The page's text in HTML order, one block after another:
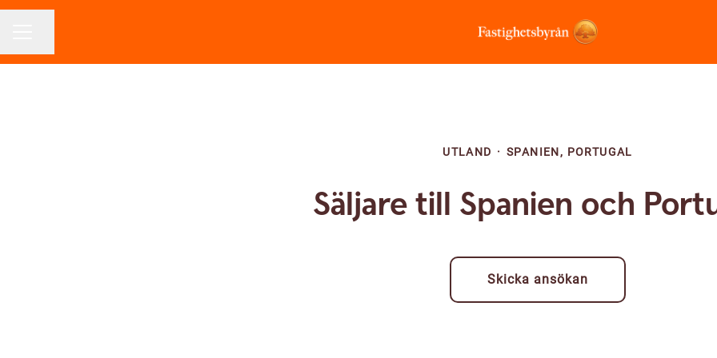
UTLAND · SPANIEN, PORTUGAL
Säljare till Spanien och
Skicka ansökan